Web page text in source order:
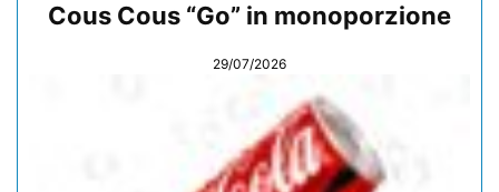
Cous Cous “Go” in monoporzione
29/07/2026